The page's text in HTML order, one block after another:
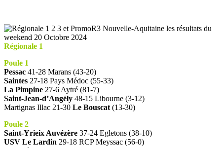
Régionale 1
Poule 1
Pessac 41-28 Marans (43-20)
Saintes 27-18 Pays Médoc (55-33)
La Pimpine 27-6 Aytré (81-7)
Saint-Jean-d’Angély 48-15 Libourne (3-12)
Martignas Illac 21-30 Le Bouscat (13-30)
Poule 2
Saint-Yrieix Auvézère 37-24 Egletons (38-10)
USV Le Lardin 29-18 RCP Meyssac (56-0)